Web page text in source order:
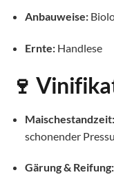
Anbauweise:
Ernte:Handlese
🍷
Maischestandzeit:
schonender
Gärung & Reifung: